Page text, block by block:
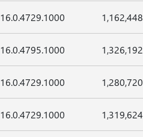
16.0.4729.1000 1,162,448
16.0.4795.1000 1,326,192
16.0.4729.1000 1,280,720
16.0.4729.1000 1,319,624